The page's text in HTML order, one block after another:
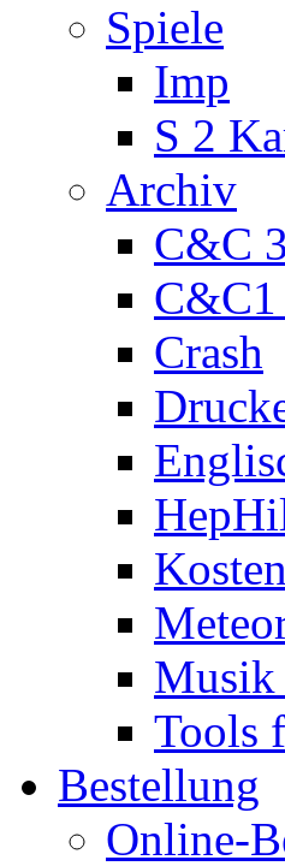
Spiele
Imp
S 2
Archiv
C&C
C&C1
Crash
Musik
Tools
Bestellung
Online-